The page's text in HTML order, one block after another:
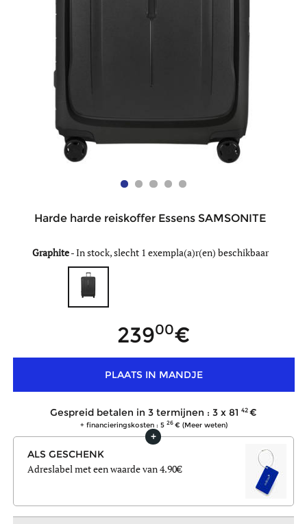
Harde harde reiskoffer Essens SAMSONITE
Graphite-In stock, slecht 1 exempla(a)r(en) beschikbaar
23900
PLAATS IN MANDJE
Gespreid betalen in 3 termijnen : 3 x 81 42
+ financieringskosten : 5 26 (Meer weten)
ALS GESCHENK
Adreslabel met een waarde van 4.90